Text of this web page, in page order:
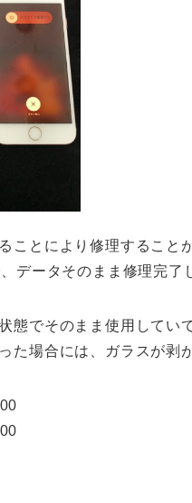
ことにより修理すること
データそのまま修理完了
態でそのまま使用してい
た場合には、ガラスが剥